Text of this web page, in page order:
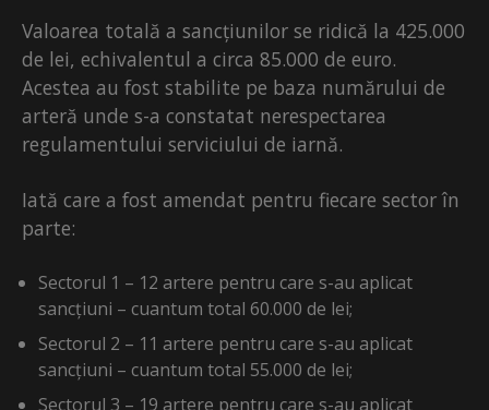
Valoarea totală a sancțiunilor se ridică la 425.000
de lei, echivalentul a circa 85.000 de euro.
Acestea au fost stabilite pe baza numărului de
arteră unde s-a constatat nerespectarea
regulamentului serviciului de iarnă.
Iată care a fost amendat pentru fiecare sector în
parte:
Sectorul 1 – 12 artere pentru care s-au aplicat
sancțiuni – cuantum total 60.000 de lei;
Sectorul 2 – 11 artere pentru care s-au aplicat
sancțiuni – cuantum total 55.000 de lei;
Sectorul 3 – 19 artere pentru care s-au aplicat